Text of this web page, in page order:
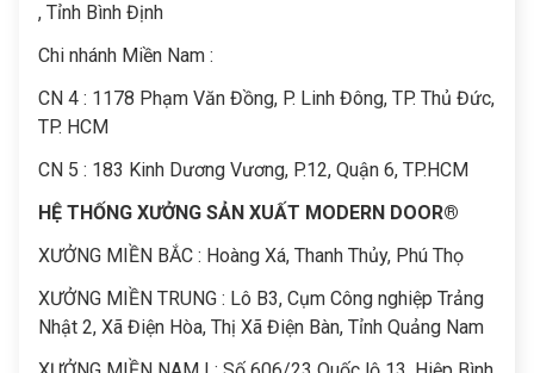
, Tỉnh Bình Định
Chi nhánh Miền Nam :
CN 4 : 1178 Phạm Văn Đồng, P. Linh Đông, TP. Thủ Đức,
TP. HCM
CN 5 : 183 Kinh Dương Vương, P.12, Quận 6, TP.HCM
HỆ THỐNG XƯỞNG SẢN XUẤT MODERN DOOR®
XƯỞNG MIỀN BẮC : Hoàng Xá, Thanh Thủy, Phú Thọ
XƯỞNG MIỀN TRUNG : Lô B3, Cụm Công nghiệp Trảng
Nhật 2, Xã Điện Hòa, Thị Xã Điện Bàn, Tỉnh Quảng Nam